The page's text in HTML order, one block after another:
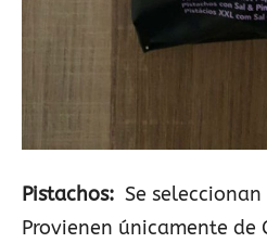
Pistachos: Se
Provienen únicamente de